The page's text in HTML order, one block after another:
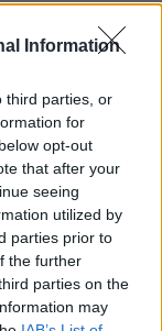
Information
third parties, or
for
opt-out
that after your
seeing
utilized by
parties prior to
the further
parties on the
may
tolongó tömeg
mint amire ő, a
szakmai
sem.
és ti
hallottalak
kiemelni,
mit
kárt,
túl lehet élni, fel